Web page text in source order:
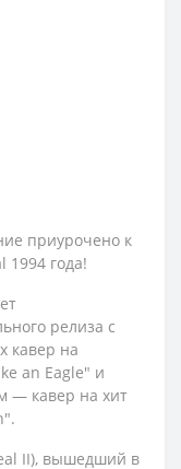
приурочено к
1994 года!
релиза с
кавер на
an Eagle" и
— кавер на хит
II), вышедший в